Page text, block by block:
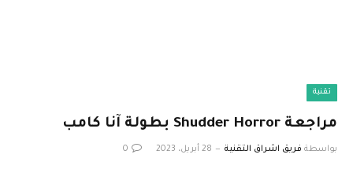
تقنية
مراجعة Shudder Horror بطولة آنا كامب
بواسطة فريق اشراق التقنية 28 أبريل، 2023 0